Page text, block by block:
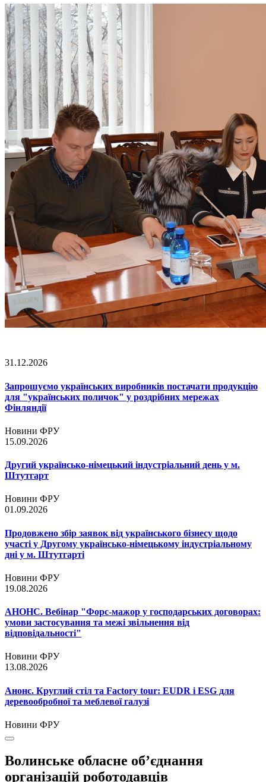
31.12.2026
Запрошуємо українських виробників постачати продукцію
для "українських поличок" у роздрібних мережах
Фінляндії
Новини ФРУ
15.09.2026
Другий українсько-німецький індустріальний день у м.
Штутгарт
Новини ФРУ
01.09.2026
Продовжено збір заявок від українського бізнесу щодо
участі у Другому українсько-німецькому індустріальному
дні у м. Штутгарті
Новини ФРУ
19.08.2026
АНОНС. Вебінар "Форс-мажор у господарських договорах:
умови застосування та межі звільнення від
відповідальності"
Новини ФРУ
13.08.2026
Анонс. Круглий стіл та Factory tour: EUDR і ESG для
деревообробної та меблевої галузі
Новини ФРУ
Волинське обласне об’єднання
організацій роботодавців